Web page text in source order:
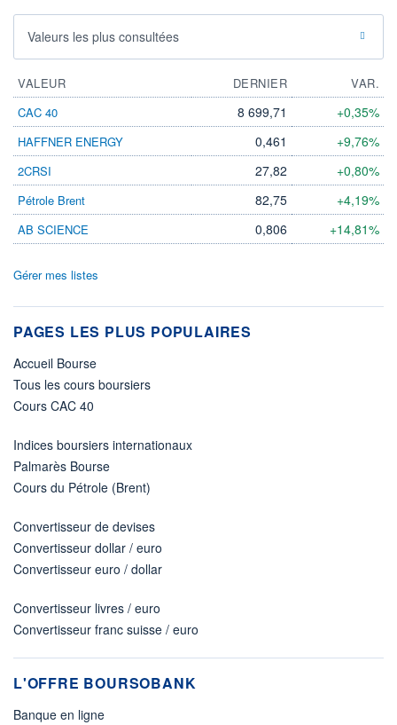
Valeurs les plus consultées
VALEUR DERNIER
VAR.
CAC 40
8 699,71 +0,35%
HAFFNER ENERGY 0,461 +9,76%
2CRSI 27,82 +0,80%
Pétrole Brent 82,75 +4,19%
AB SCIENCE 0,806 +14,81%
Gérer mes listes
PAGES LES PLUS POPULAIRES
Accueil Bourse
Tous les cours boursiers
Cours CAC 40
Indices boursiers internationaux
Palmarès Bourse
Cours du Pétrole (Brent)
Convertisseur de devises
Convertisseur dollar / euro
Convertisseur euro / dollar
Convertisseur livres / euro
Convertisseur franc suisse / euro
L'OFFRE BOURSOBANK
Banque en ligne